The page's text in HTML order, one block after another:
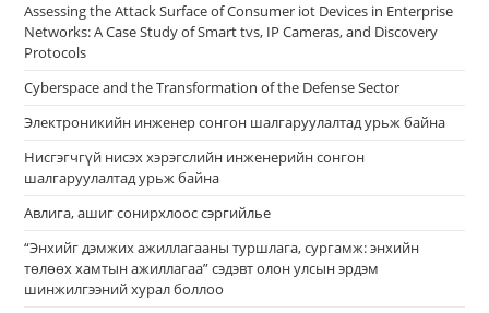
Assessing the Attack Surface of Consumer iot Devices in Enterprise
Networks: A Case Study of Smart tvs, IP Cameras, and Discovery
Protocols
Cyberspace and the Transformation of the Defense Sector
Электроникийн инженер сонгон шалгаруулалтад урьж байна
Нисгэгчгүй нисэх хэрэгслийн инженерийн сонгон
шалгаруулалтад урьж байна
Авлига, ашиг сонирхлоос сэргийлье
“Энхийг дэмжих ажиллагааны туршлага, сургамж: энхийн
төлөөх хамтын ажиллагаа” сэдэвт олон улсын эрдэм
шинжилгээний хурал боллоо